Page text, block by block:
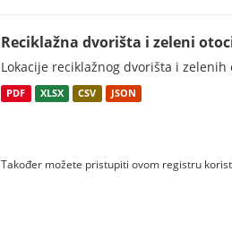
Reciklažna dvorišta i zeleni
Lokacije reciklažnog dvorišta i zelenih
PDF XLSX CSV JSON
Također možete pristupiti ovom registru